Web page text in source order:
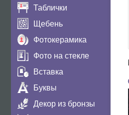
Таблички
Щебень
Фотокерамика
Фото на стекле
Вставка
Буквы
Декор из бронзы